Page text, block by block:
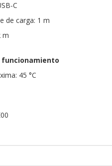
C
de carga: 1 m
m
funcionamiento
45 °C